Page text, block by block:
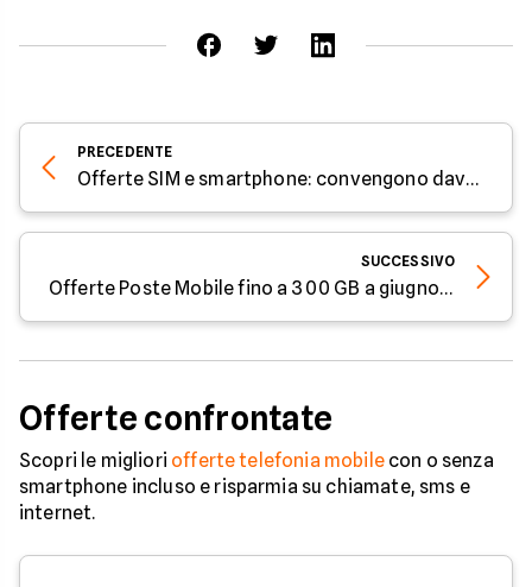
PRECEDENTE
Offerte SIM e smartphone: convengono davvero?
SUCCESSIVO
Offerte Poste Mobile fino a 300 GB a giugno 2023
Offerte confrontate
Scopri le migliori offerte telefonia mobilecon o senza
smartphone incluso e risparmia su chiamate, sms e
internet.